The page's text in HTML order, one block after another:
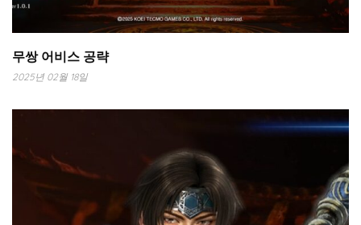
무쌍 어비스 공략
2025년 02월 18일